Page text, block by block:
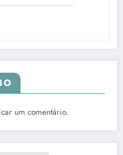
um comentário.